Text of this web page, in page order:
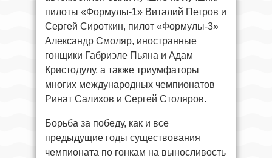
пилоты «Формулы-1» Виталий Петров и
Сергей Сироткин, пилот «Формулы-3»
Александр Смоляр, иностранные
гонщики Габриэле Пьяна и Адам
Кристодулу, а также триумфаторы
многих международных чемпионатов
Ринат Салихов и Сергей Столяров.
Борьба за победу, как и все
предыдущие годы существования
чемпионата по гонкам на выносливость